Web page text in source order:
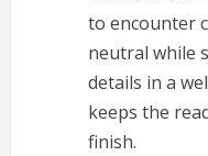
to encounter
neutral while
details in a
keeps the
finish.